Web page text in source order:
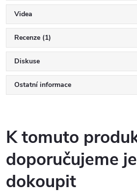
Videa
Recenze (1)
Diskuse
Ostatní informace
K tomuto
doporučujeme
dokoupit